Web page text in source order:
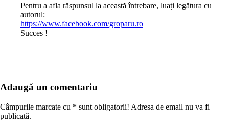
Pentru a afla răspunsul la această întrebare, luați legătura cu
autorul:
https://www.facebook.com/groparu.ro
Succes !
Adaugă un comentariu
Câmpurile marcate cu * sunt obligatorii! Adresa de email nu va fi
publicată.